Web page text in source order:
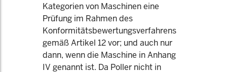
Kategorien von Maschinen eine
Prüfung im Rahmen des
Konformitätsbewertungsverfahrens
gemäß Artikel 12 vor; und auch nur
dann, wenn die Maschine in Anhang
IV genannt ist. Da Poller nicht in